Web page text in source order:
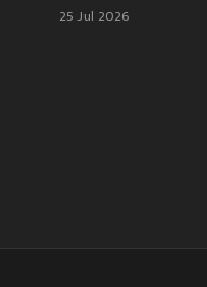
25 Jul 2026